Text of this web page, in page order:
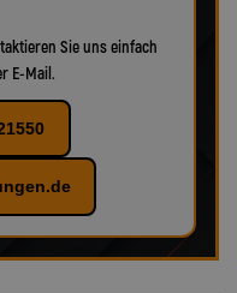
Sie uns einfach
E-Mail.